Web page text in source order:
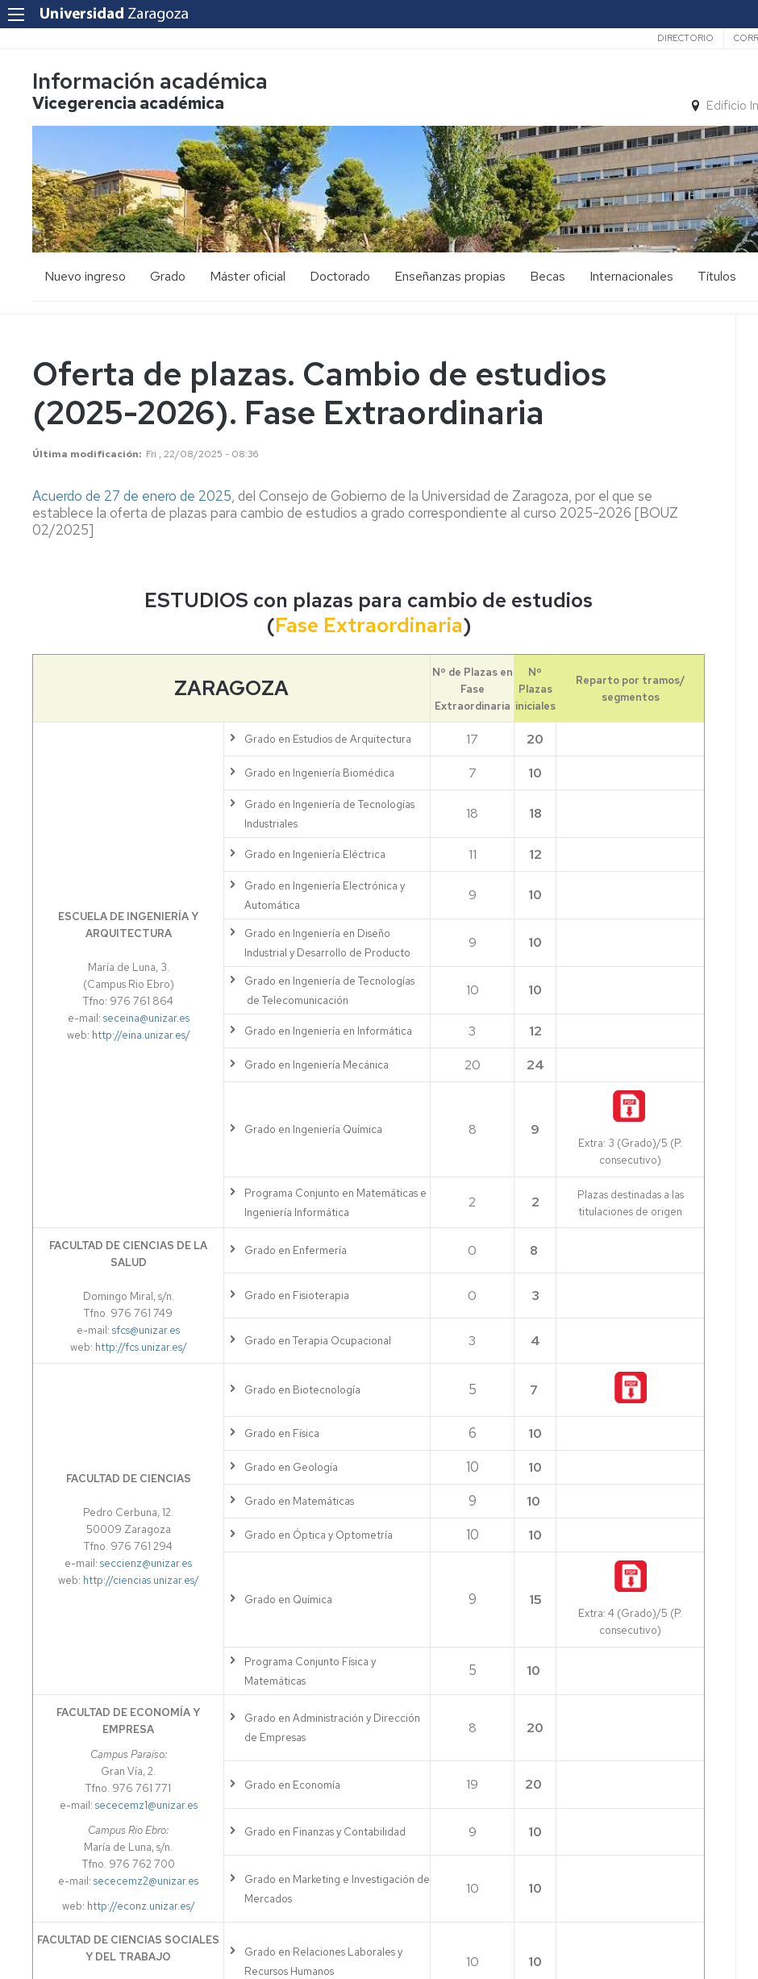
Secundario
DIRECTORIO
Información académica
Vicegerencia académica Edificio
Nuevo ingreso
25
años
Mayores
45
40
años
Admisión
o
Grado
Información
académica
Matrícula
Permanencia
Reconocimiento
y
Transferencia
Movilidad
Internacional
Solicitudes
formularios
Máster oficial
Información
Matrícula
Movilidad
Nacional
Internacional
Permanencia
Reconocimiento
créditos
Legislación
Solicitudes
formularios
Doctorado Enseñanzas propias Becas Internacionales Títulos
Oferta de plazas. Cambio de estudios
(2025-2026). Fase Extraordinaria
Última modificación Fri , 22/08/2025 - 08:36
Acuerdo de 27 de enero de 2025, del Consejo de Gobierno de la Universidad de Zaragoza, por el que se
establece la oferta de plazas para cambio de estudios a grado correspondiente al curso 2025-2026 [BOUZ
02/2025]
ESTUDIOS con plazas para cambio de estudios
(Fase Extraordinaria)
ZARAGOZA
Nº de Plazas en
Fase
Extraordinaria
Nº
Plazas
iniciales
Reparto por tramos/
segmentos
ESCUELA DE INGENIERÍA Y
ARQUITECTURA
María de Luna, 3.
(Campus Rio Ebro)
Tfno: 976 761 864
e-mail: seceina@unizar.es
web: http://eina.unizar.es/
Grado en Estudios de Arquitectura 17 20
Grado en Ingeniería Biomédica 7 10
Grado en Ingeniería de Tecnologías
Industriales
18 18
Grado en Ingeniería Eléctrica 11 12
Grado en Ingeniería Electrónica y
Automática
9 10
Grado en Ingeniería en Diseño
Industrial y Desarrollo de Producto
9 10
Grado en Ingeniería de Tecnologías
de Telecomunicación
10 10
Grado en Ingeniería en Informática 3 12
Grado en Ingeniería Mecánica 20 24
Grado en Ingeniería Química 8 9
Extra: 3 (Grado)/5 (P.
consecutivo)
Programa Conjunto en Matemáticas e
Ingeniería Informática
2 2
Plazas destinadas a las
titulaciones de origen
FACULTAD DE CIENCIAS DE LA
SALUD
Domingo Miral, s/n.
Tfno. 976 761 749
e-mail: sfcs@unizar.es
web: http://fcs.unizar.es/
Grado en Enfermería 0 8
Grado en Fisioterapia 0 3
Grado en Terapia Ocupacional 3 4
FACULTAD DE CIENCIAS
Pedro Cerbuna, 12.
50009 Zaragoza
Tfno. 976 761 294
e-mail: seccienz@unizar.es
web: http://ciencias.unizar.es/
Grado en Biotecnología 5 7
Grado en Física 6 10
Grado en Geología 10 10
Grado en Matemáticas 9 10
Grado en Óptica y Optometría 10 10
Grado en Química 9 15
Extra: 4 (Grado)/5 (P.
consecutivo)
Programa Conjunto Física y
Matemáticas
5 10
FACULTAD DE ECONOMÍA Y
EMPRESA
Campus Paraíso:
Gran Vía, 2.
Tfno. 976 761 771
e-mail: sececemz1@unizar.es
Campus Rio Ebro:
María de Luna, s/n.
Tfno. 976 762 700
e-mail: sececemz2@unizar.es
web: http://econz.unizar.es/
Grado en Administración y Dirección
de Empresas
8 20
Grado en Economía 19 20
Grado en Finanzas y Contabilidad 9 10
Grado en Marketing e Investigación de
Mercados
10 10
FACULTAD DE CIENCIAS SOCIALES
Y DEL TRABAJO
Grado en Relaciones Laborales y
Recursos Humanos
10 10